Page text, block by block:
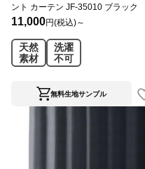
ント カーテン JF-35010 ブラック
11,000円(税込)～
天然
素材
洗濯
不可
無料生地サンプル